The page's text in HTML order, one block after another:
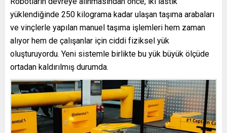
yüklendiğinde 250 kilograma kadar ulaşan taşıma arabaları
ve vinçlerle yapılan manuel taşıma işlemleri hem zaman
alıyor hem de çalışanlar için ciddi fiziksel yük
oluşturuyordu. Yeni sistemle birlikte bu yük büyük ölçüde
ortadan kaldırılmış durumda.